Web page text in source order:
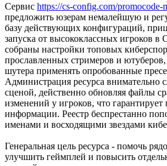
Сервис https://cs-config.com/promocode-
предложить юзерам немалейшую и
базу действующих конфигураций,
запуска от высококлассных игроков в
собраны настройки топовых
прославленных стримеров и ютуберов,
шутера применять опробованные
Администрация ресурса внимательно
сценой, действенно обновляя файлы
изменений у игроков, что гарантирует
информации. Реестр беспрестанно
именами и восходящими звездами
Генеральная цель ресурса - помочь
улучшить геймплей и повысить